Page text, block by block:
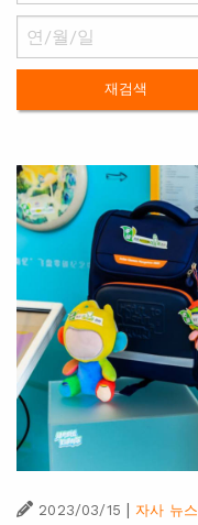
재검색
2023/03/15 | 자사 뉴스